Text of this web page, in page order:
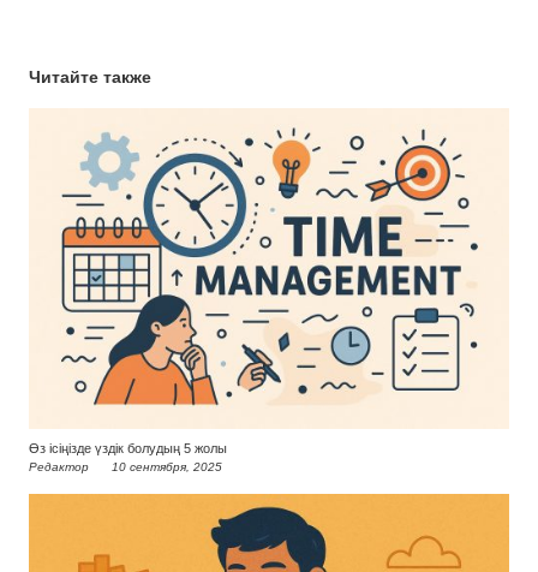
Читайте также
Өз ісіңізде үздік болудың 5 жолы
Редактор 10 сентября, 2025